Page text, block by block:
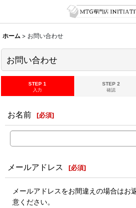
ホーム > お問い合わせ
お問い合わせ
STEP 1
入力
STEP 2
確認
お名前 [必須]
メールアドレス [必須]
メールアドレスをお間違えの場合はお
意ください。